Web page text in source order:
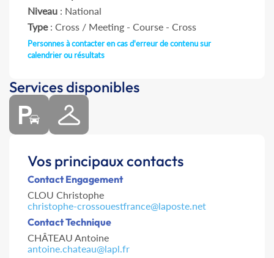
Niveau : National
Type: Cross / Meeting - Course - Cross
Personnes à contacter en cas d'erreur de contenu sur
calendrier ou résultats
Services disponibles
Vos principaux contacts
Contact Engagement
CLOU Christophe
christophe-crossouestfrance@laposte.net
Contact Technique
CHÂTEAU Antoine
antoine.chateau@lapl.fr